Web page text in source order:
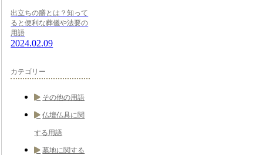
出立ちの膳とは？知って
ると便利な葬儀や法要の
用語
2024.02.09
カテゴリー
その他の用語
仏壇仏具に関
する用語
墓地に関する